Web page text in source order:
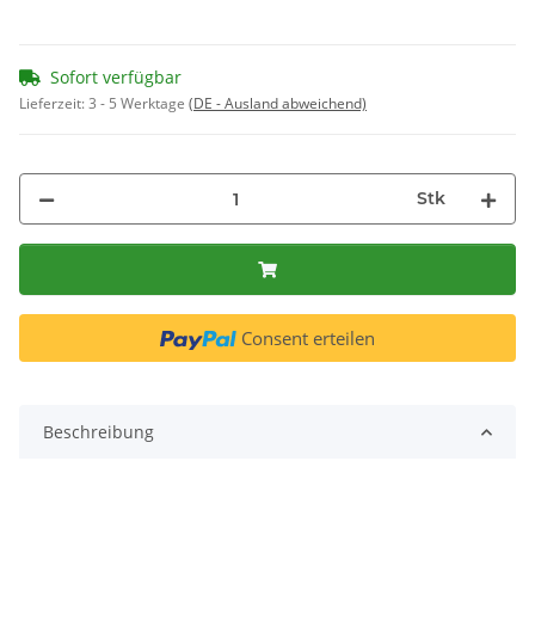
Sofort verfügbar
Lieferzeit:3 - 5 Werktage (DE - Ausland abweichend)
Stk
Consent erteilen
Beschreibung